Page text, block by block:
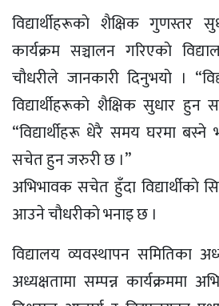
विद्यार्थीहरूकाे शैक्षिक गुणस्तर
कार्यक्रम सञ्चालन गरिएकाे
चाैधरीले जानकारी दिनुभयाे ।
विद्यार्थीहरूकाे शैक्षिक सुधार हुन
“विद्यार्थीहरू धेरै समय घरमा
सचेत हुन जरुरी छ ।”
अभिभावक सचेत हुँदा विद्यार्थीकाे
आउने चाैधरीकाे भनाइ छ ।
विद्यालय व्यवस्थापन समितिका
अध्यक्षतामा सम्पन्न कार्यक्रममा